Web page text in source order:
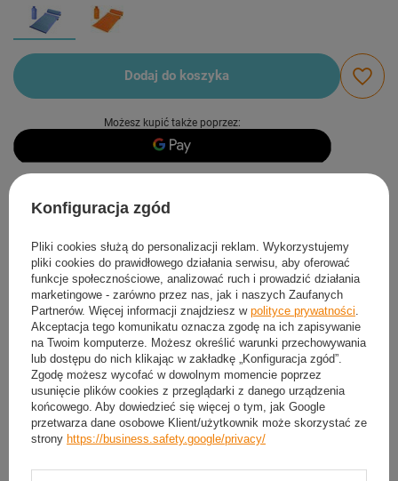
Dodaj do koszyka
Możesz kupić także poprzez:
Darmowa i szybka dostawa
30 dni na łatwy zwrot
Sprawdź, w którym sklepie obejrzysz i kupisz od ręki
Bezpieczne zakupy
Darmowa dostawa do paczkomatu lub punktu
odbioru
Smile - dostawy ze sklepów internetowych przy zamówieniu od50,00 zł są za
darmoWięcej informacji.
OPIS
Konfiguracja zgód
Pliki cookies służą do personalizacji reklam. Wykorzystujemy
pliki cookies do prawidłowego działania serwisu, aby oferować
funkcje społecznościowe, analizować ruch i prowadzić działania
marketingowe - zarówno przez nas, jak i naszych Zaufanych
Partnerów. Więcej informacji znajdziesz w polityce prywatności
Akceptacja tego komunikatu oznacza zgodę na ich zapisywanie
na Twoim komputerze. Możesz określić warunki przechowywania
lub dostępu do nich klikając w zakładkę „Konfiguracja zgód”.
Zgodę możesz wycofać w dowolnym momencie poprzez
usunięcie plików cookies z przeglądarki z danego urządzenia
końcowego. Aby dowiedzieć się więcej o tym, jak Google
przetwarza dane osobowe Klient/użytkownik może skorzystać ze
strony https://business.safety.google/privacy/